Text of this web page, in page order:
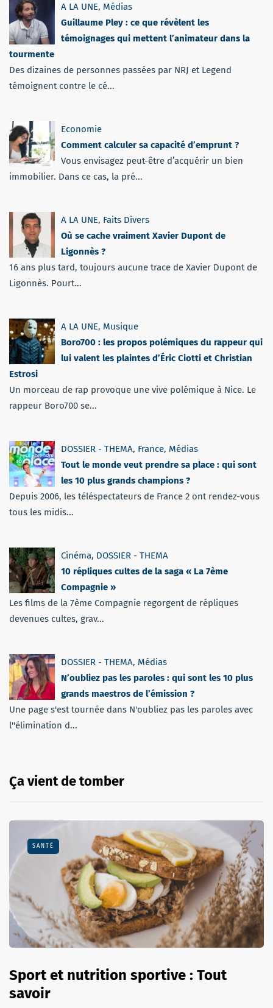
A LA UNE, Médias
Guillaume Pley : ce que révèlent les
témoignages qui mettent l’animateur dans la
tourmente
Des dizaines de personnes passées par NRJ et Legend
témoignent contre le cé...
Economie
Comment calculer sa capacité d’emprunt ?
Vous envisagez peut-être d’acquérir un bien
immobilier. Dans ce cas, la pré...
A LA UNE, Faits Divers
Où se cache vraiment Xavier Dupont de
Ligonnès ?
16 ans plus tard, toujours aucune trace de Xavier Dupont de
Ligonnès. Pourt...
A LA UNE, Musique
Boro700 : les propos polémiques du rappeur qui
lui valent les plaintes d’Éric Ciotti et Christian
Estrosi
Un morceau de rap provoque une vive polémique à Nice. Le
rappeur Boro700 se...
DOSSIER - THEMA, France, Médias
Tout le monde veut prendre sa place : qui sont
les 10 plus grands champions ?
Depuis 2006, les téléspectateurs de France 2 ont rendez-vous
tous les midis...
Cinéma, DOSSIER - THEMA
10 répliques cultes de la saga « La 7ème
Compagnie »
Les films de la 7ème Compagnie regorgent de répliques
devenues cultes, grav...
DOSSIER - THEMA, Médias
N’oubliez pas les paroles : qui sont les 10 plus
grands maestros de l’émission ?
Une page s'est tournée dans N'oubliez pas les paroles avec
l''élimination d...
Ça vient de tomber
SANTÉ
Sport et nutrition sportive : Tout
savoir